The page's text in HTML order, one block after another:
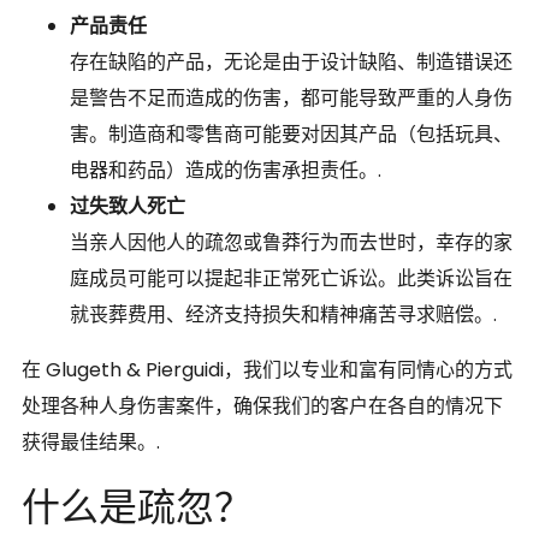
产品责任
存在缺陷的产品，无论是由于设计缺陷、制造错误还
是警告不足而造成的伤害，都可能导致严重的人身伤
害。制造商和零售商可能要对因其产品（包括玩具、
电器和药品）造成的伤害承担责任。.
过失致人死亡
当亲人因他人的疏忽或鲁莽行为而去世时，幸存的家
庭成员可能可以提起非正常死亡诉讼。此类诉讼旨在
就丧葬费用、经济支持损失和精神痛苦寻求赔偿。.
在 Glugeth & Pierguidi，我们以专业和富有同情心的方式
处理各种人身伤害案件，确保我们的客户在各自的情况下
获得最佳结果。.
什么是疏忽？